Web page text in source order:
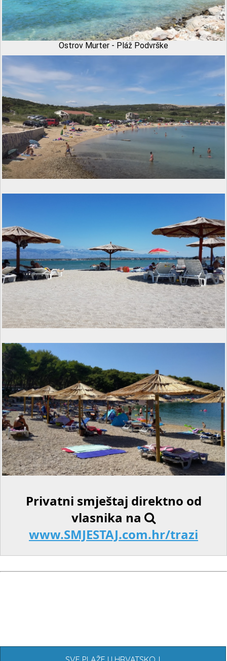
Ostrov Murter - Pláž Podvrške
Privatni smještaj direktno od
vlasnika na
www.SMJESTAJ.com.hr/trazi